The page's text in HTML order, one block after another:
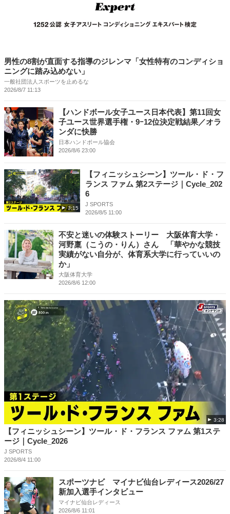
男性の8割が直面する指導のジレンマ「女性特有のコンディショ
ニングに踏み込めない」
一般社団法人スポーツを止めるな
2026/8/7 11:13
【ハンドボール女子ユース日本代表】第11回女
子ユース世界選手権・9ｰ12位決定戦結果／オラ
ンダに快勝
日本ハンドボール協会
2026/8/6 23:00
3:15
【フィニッシュシーン】ツール・ド・フ
ランス ファム 第2ステージ｜Cycle_202
6
J SPORTS
2026/8/5 11:00
不安と迷いの体験ストーリー 大阪体育大学・
河野稟（こうの・りん）さん 「華やかな競技
実績がない自分が、体育系大学に行っていいの
か」
大阪体育大学
2026/8/6 12:00
3:28
【フィニッシュシーン】ツール・ド・フランス ファム 第1ステ
ージ｜Cycle_2026
J SPORTS
2026/8/4 11:00
スポーツナビ マイナビ仙台レディース2026/27
新加入選手インタビュー
マイナビ仙台レディース
2026/8/6 11:01